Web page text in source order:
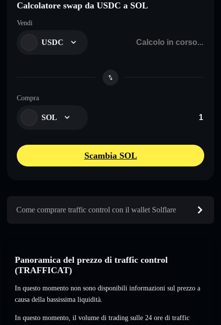
Calcolatore swap da USDC a SOL
Vendi
USDC
Compra
SOL
Scambia SOL
Come comprare traffic control con il wallet Solflare
Panoramica del prezzo di traffic control
(TRAFFICAT)
In questo momento non sono disponibili informazioni sul prezzo a
causa della bassissima liquidità.
In questo momento, il volume di trading sulle 24 ore di traffic